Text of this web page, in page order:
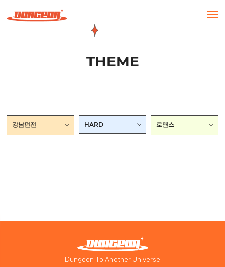
THEME
강남던전 HARD 로맨스
Dungeon To Another Universe